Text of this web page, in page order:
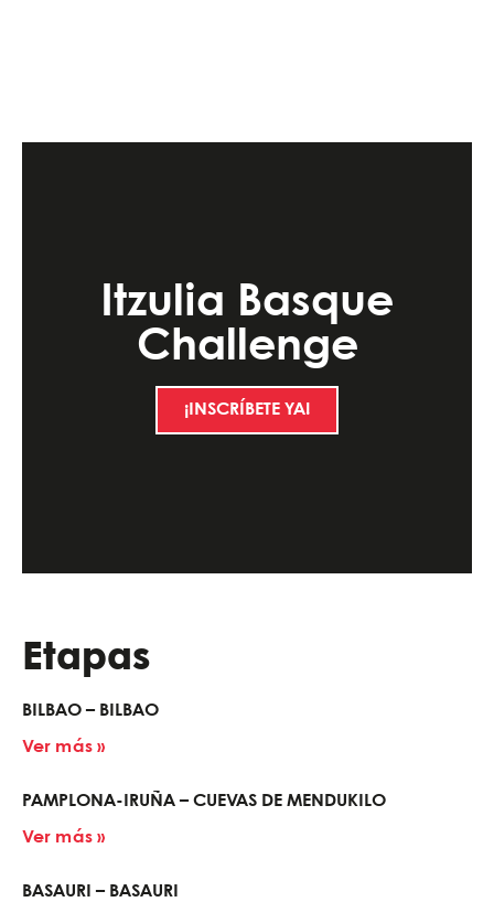
Itzulia Basque
Challenge
¡INSCRÍBETE YA!
Etapas
BILBAO – BILBAO
Ver más »
PAMPLONA-IRUÑA – CUEVAS DE MENDUKILO
Ver más »
BASAURI – BASAURI